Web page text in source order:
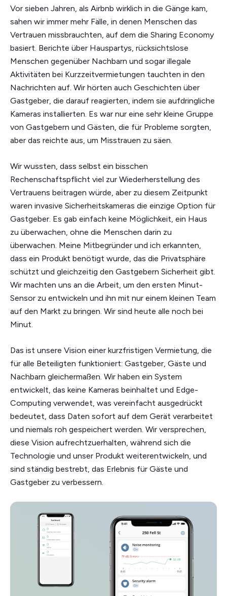
Vor sieben Jahren, als Airbnb wirklich in die Gänge kam,
sahen wir immer mehr Fälle, in denen Menschen das
Vertrauen missbrauchten, auf dem die Sharing Economy
basiert. Berichte über Hauspartys, rücksichtslose
Menschen gegenüber Nachbarn und sogar illegale
Aktivitäten bei Kurzzeitvermietungen tauchten in den
Nachrichten auf. Wir hörten auch Geschichten über
Gastgeber, die darauf reagierten, indem sie aufdringliche
Kameras installierten. Es war nur eine sehr kleine Gruppe
von Gastgebern und Gästen, die für Probleme sorgten,
aber das reichte aus, um Misstrauen zu säen.
Wir wussten, dass selbst ein bisschen
Rechenschaftspflicht viel zur Wiederherstellung des
Vertrauens beitragen würde, aber zu diesem Zeitpunkt
waren invasive Sicherheitskameras die einzige Option für
Gastgeber. Es gab einfach keine Möglichkeit, ein Haus
zu überwachen, ohne die Menschen darin zu
überwachen. Meine Mitbegründer und ich erkannten,
dass ein Produkt benötigt wurde, das die Privatsphäre
schützt und gleichzeitig den Gastgebern Sicherheit gibt.
Wir machten uns an die Arbeit, um den ersten Minut-
Sensor zu entwickeln und ihn mit nur einem kleinen Team
auf den Markt zu bringen. Wir sind heute alle noch bei
Minut.
Das ist unsere Vision einer kurzfristigen Vermietung, die
für alle Beteiligten funktioniert: Gastgeber, Gäste und
Nachbarn gleichermaßen. Wir haben ein System
entwickelt, das keine Kameras beinhaltet und Edge-
Computing verwendet, was vereinfacht ausgedrückt
bedeutet, dass Daten sofort auf dem Gerät verarbeitet
und niemals roh gespeichert werden. Wir versprechen,
diese Vision aufrechtzuerhalten, während sich die
Technologie und unser Produkt weiterentwickeln, und
sind ständig bestrebt, das Erlebnis für Gäste und
Gastgeber zu verbessern.